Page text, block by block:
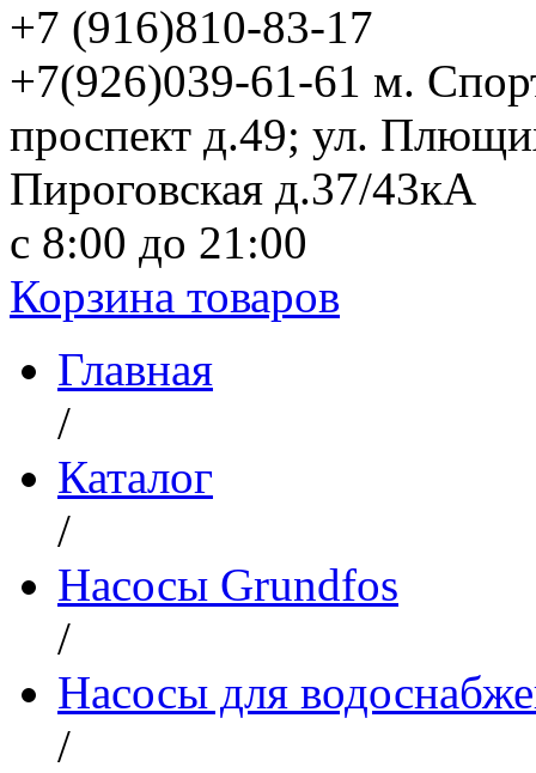
+7 (916)810-83-17
+7(926)039-61-61 м.
проспект д.49; ул.
Пироговская д.37/43кА
с 8:00 до 21:00
Корзина товаров
Главная
/
Каталог
/
Насосы Grundfos
/
Насосы для
/